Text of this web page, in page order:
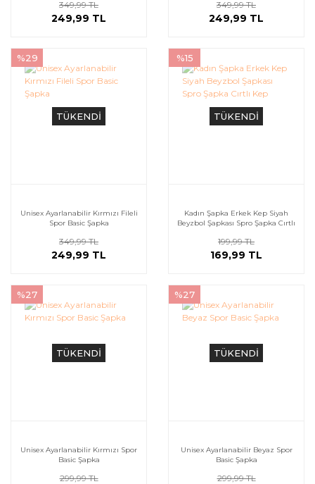
349,99 TL
249,99 TL
349,99 TL
249,99 TL
TÜKENDİ
%29
Unisex Ayarlanabilir Kırmızı Fileli
Spor Basic Şapka
349,99 TL
249,99 TL
TÜKENDİ
%15
Kadın Şapka Erkek Kep Siyah
Beyzbol Şapkası Spro Şapka Cırtlı
199,99 TL
169,99 TL
TÜKENDİ
%27
Unisex Ayarlanabilir Kırmızı Spor
Basic Şapka
299,99 TL
TÜKENDİ
%27
Unisex Ayarlanabilir Beyaz Spor
Basic Şapka
299,99 TL